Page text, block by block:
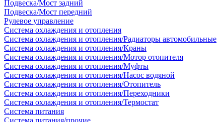
Подвеска/Мост задний
Подвеска/Мост передний
Рулевое управление
Система охлаждения и отопления
Система охлаждения и отопления/Радиаторы автомобильные
Система охлаждения и отопления/Краны
Система охлаждения и отопления/Мотор отопителя
Система охлаждения и отопления/Муфты
Система охлаждения и отопления/Насос водяной
Система охлаждения и отопления/Отопитель
Система охлаждения и отопления/Переходники
Система охлаждения и отопления/Термостат
Система питания
Система питания/прочие